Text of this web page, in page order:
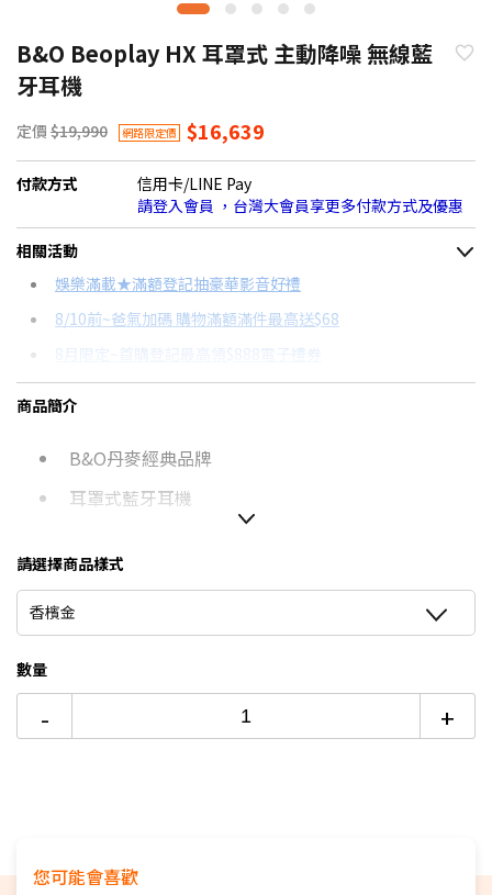
B&O Beoplay HX 耳罩式 主動降噪 無線藍
牙耳機
定價 $19,990 網路限定價 $16,639
付款方式
信用卡/LINE Pay
請登入會員 ，台灣大會員享更多付款方式及優惠
相關活動
娛樂滿載★滿額登記抽豪華影音好禮
8/10前~爸氣加碼 購物滿額滿件最高送$68
8月限定~首購登記最高領$888電子禮券
8/15前~指定購物滿額最高回饋25%
★舊機回收★限量加碼10%回饋
更多信用卡分期0利率滿額享回饋
商品簡介
B&O丹麥經典品牌
耳罩式藍牙耳機
請選擇商品樣式
香檳金
數量
- +
您可能會喜歡